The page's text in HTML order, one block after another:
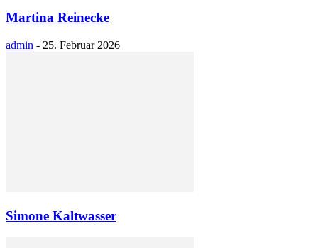
Martina Reinecke
admin - 25. Februar 2026
Simone Kaltwasser